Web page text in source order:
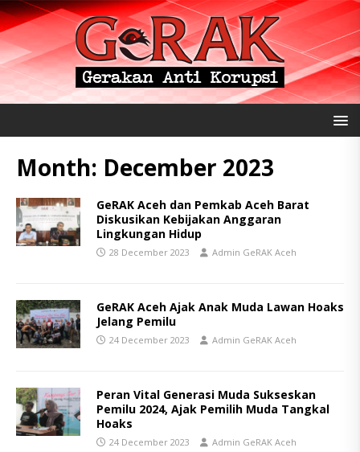
Month: December 2023
GeRAK Aceh dan Pemkab Aceh Barat
Diskusikan Kebijakan Anggaran
Lingkungan Hidup
28 December 2023 Admin GeRAK Aceh
GeRAK Aceh Ajak Anak Muda Lawan Hoaks
Jelang Pemilu
24 December 2023 Admin GeRAK Aceh
Peran Vital Generasi Muda Sukseskan
Pemilu 2024, Ajak Pemilih Muda Tangkal
Hoaks
24 December 2023 Admin GeRAK Aceh